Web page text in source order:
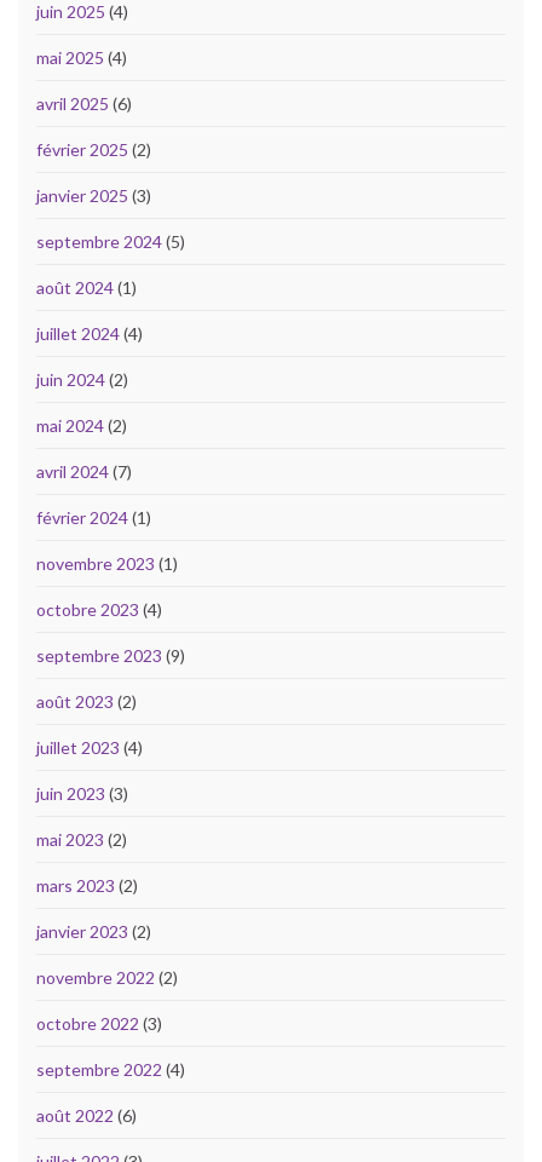
juin 2025 (4)
mai 2025 (4)
avril 2025 (6)
février 2025 (2)
janvier 2025 (3)
septembre 2024(5)
août 2024(1)
juillet 2024(4)
juin 2024(2)
mai 2024(2)
avril 2024(7)
février 2024(1)
novembre 2023 (1)
octobre 2023 (4)
septembre 2023 (9)
août 2023 (2)
juillet 2023 (4)
juin 2023 (3)
mai 2023 (2)
mars 2023 (2)
janvier 2023 (2)
novembre 2022 (2)
octobre 2022 (3)
septembre 2022 (4)
août 2022 (6)